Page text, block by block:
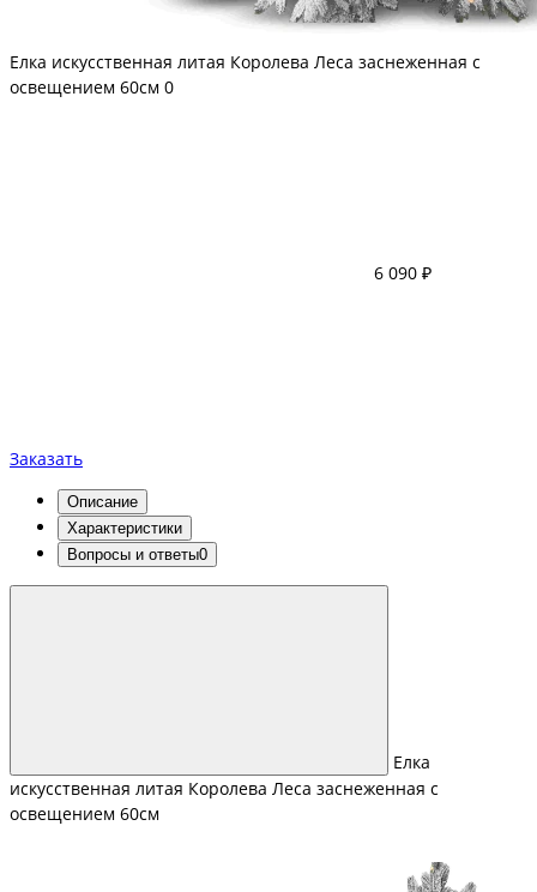
Елка искусственная литая Королева Леса заснеженная с
освещением 60см 0
6 090 ₽
Заказать
Описание
Характеристики
Вопросы и ответы0
Елка
искусственная литая Королева Леса заснеженная с
освещением 60см